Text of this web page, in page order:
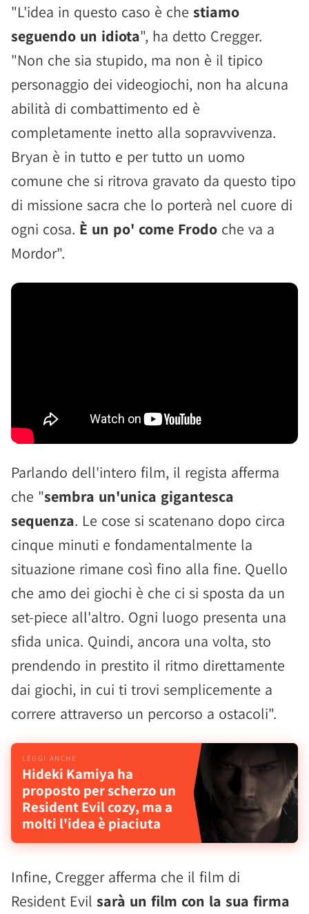
"L'idea in questo caso è che stiamo
seguendo un idiota", ha detto Cregger.
"Non che sia stupido, ma non è il tipico
personaggio dei videogiochi, non ha alcuna
abilità di combattimento ed è
completamente inetto alla sopravvivenza.
Bryan è in tutto e per tutto un uomo
comune che si ritrova gravato da questo tipo
di missione sacra che lo porterà nel cuore di
ogni cosa. È un po' come Frodo che va a
Mordor".
Parlando dell'intero film, il regista afferma
che "sembra un'unica gigantesca
sequenza. Le cose si scatenano dopo circa
cinque minuti e fondamentalmente la
situazione rimane così fino alla fine. Quello
che amo dei giochi è che ci si sposta da un
set-piece all'altro. Ogni luogo presenta una
sfida unica. Quindi, ancora una volta, sto
prendendo in prestito il ritmo direttamente
dai giochi, in cui ti trovi semplicemente a
correre attraverso un percorso a ostacoli".
Hideki Kamiya ha
proposto per scherzo un
Resident Evil cozy, ma a
molti l'idea è piaciuta
Infine, Cregger afferma che il film di
Resident Evil sarà un film con la sua firma